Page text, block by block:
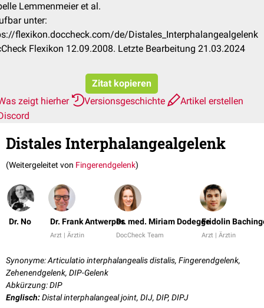
Lemmenmeier et al.
unter:
flexikon.doccheck.com/de/Distales_Interphalangealgelenk
Flexikon 12.09.2008. Letzte Bearbeitung 21.03.2024
Zitat kopieren
zeigt hierher
Versionsgeschichte
Artikel erstellen
Distales Interphalangealgelenk
(Weitergeleitet von Fingerendgelenk)
Dr. No Dr. Frank Antwerpes
Arzt | Ärztin
Dr. med. Miriam Dodegge
DocCheck Team
Fridolin
Arzt | Ärztin
Synonyme: Articulatio interphalangealis distalis, Fingerendgelenk,
Zehenendgelenk, DIP-Gelenk
Abkürzung: DIP
Englisch:Distal interphalangeal joint, DIJ, DIP, DIPJ